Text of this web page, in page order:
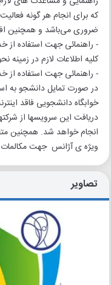
که برای انجام هر گونه
ضروری می‌باشد و همچنین
- راهنمائی جهت استفاده از
کلیه اطلاعات لازم در زمینه
- راهنمائی جهت استفاده از
در صورت تمایل دانشجو به
خوابگاه دانشجویی فاقد
دریافت این سرویسها از
انجام خواهد شد. همچنین
ویژه ی آژانس جهت مکالمات
تصاویر